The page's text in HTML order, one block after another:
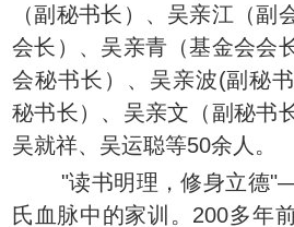
（副秘书长）、吴亲江（副
会长）、吴亲青（基金会会
会秘书长）、吴亲波(副秘
秘书长）、吴亲文（副秘书
吴就祥、吴运聪等50余人。
"读书明理，修身立德
氏血脉中的家训。200多年